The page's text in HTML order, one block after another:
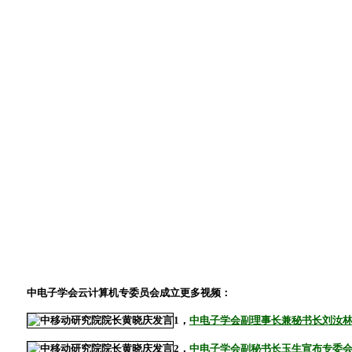
中电子学会云计算机专委员会成立更多视频：
1， 中电子学会副理事长兼秘书长刘汝
2， 中电子学会副秘书长玉生宣布专委